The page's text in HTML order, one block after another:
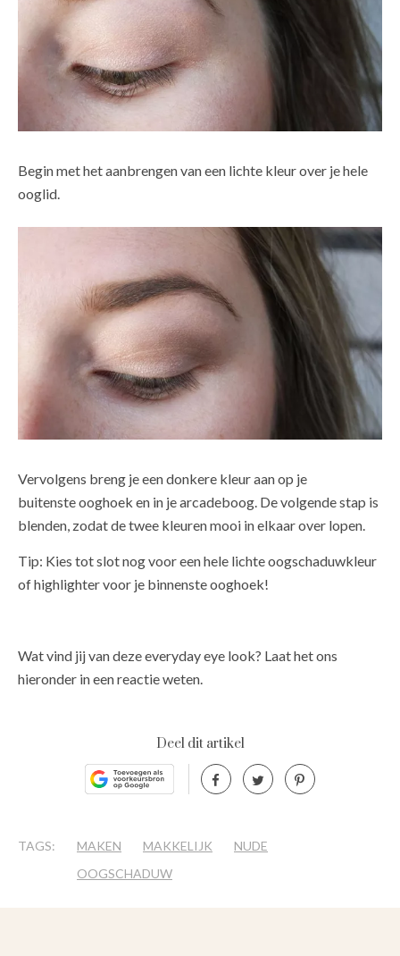
Begin met het aanbrengen van een lichte kleur over je hele
ooglid.
Vervolgens breng je een donkere kleur aan op je
buitenste ooghoek en in je arcadeboog. De volgende stap is
blenden, zodat de twee kleuren mooi in elkaar over lopen.
Tip: Kies tot slot nog voor een hele lichte oogschaduwkleur
of highlighter voor je binnenste ooghoek!
Wat vind jij van deze everyday eye look? Laat het ons
hieronder in een reactie weten.
Deel dit artikel
TAGS: MAKEN MAKKELIJK
NUDE
OOGSCHADUW